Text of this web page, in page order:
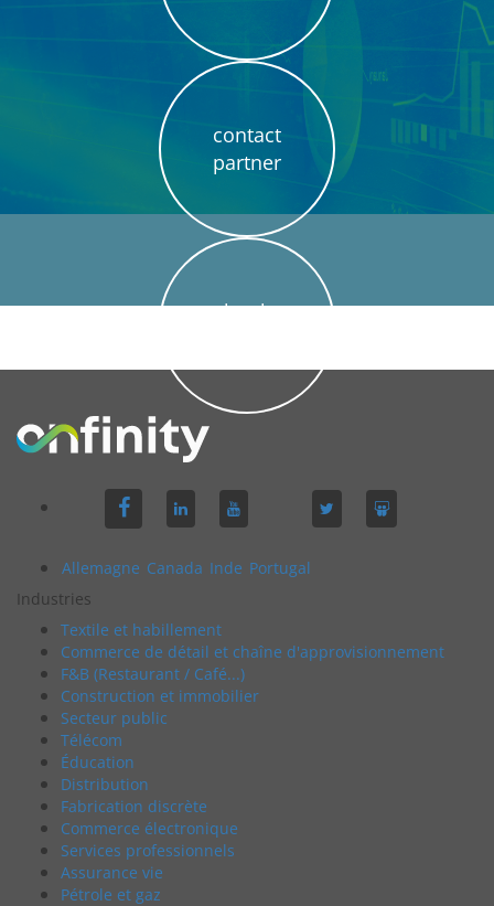
contact
partner
book
Allemagne Canada Inde Portugal
Industries
Textile et habillement
Commerce de détail et chaîne d'approvisionnement
F&B (Restaurant / Café...)
Construction et immobilier
Secteur public
Télécom
Éducation
Distribution
Fabrication discrète
Commerce électronique
Services professionnels
Assurance vie
Pétrole et gaz